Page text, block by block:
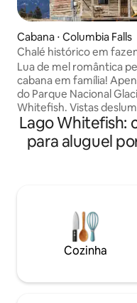
Cabana ⋅ Columbia Falls
Chalé histórico em
banheira de
Park
Lua de mel romântica
cabana em família!
do Parque Nacional
Whitefish. Vistas
Propriedade rural
Banheira de
para a montanha,
pacotes de viagens
casamentos completos
você reserva o anúncio
propriedade inteira.
casamentos e eventos.
Lago Whitefish:
para aluguel
Cozinha